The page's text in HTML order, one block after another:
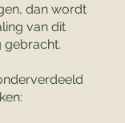
dan wordt
van dit
gebracht.